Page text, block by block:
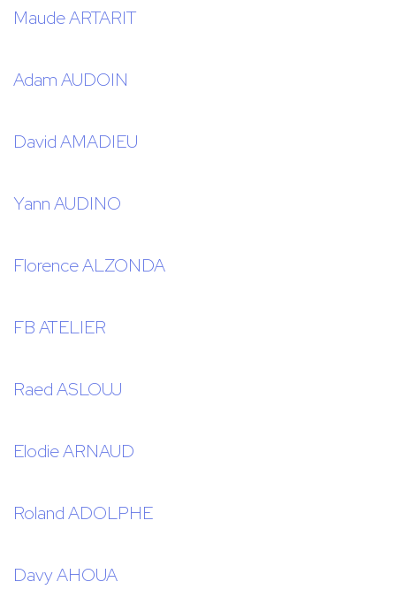
Maude ARTARIT
Adam AUDOIN
David AMADIEU
Yann AUDINO
Florence ALZONDA
FB ATELIER
Raed ASLOUJ
Elodie ARNAUD
Roland ADOLPHE
Davy AHOUA